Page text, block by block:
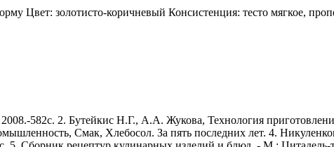
Цвет: золотисто-коричневый Консистенция: тесто мягкое,
582с. 2. Бутейкис Н.Г., А.А. Жукова, Технология
Смак, Хлебосол. За пять последних лет. 4.